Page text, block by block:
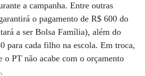
a campanha. Entre outras
o pagamento de R$ 600 do
a ser Bolsa Família), além do
para cada filho na escola. Em troca,
o PT não acabe com o orçamento